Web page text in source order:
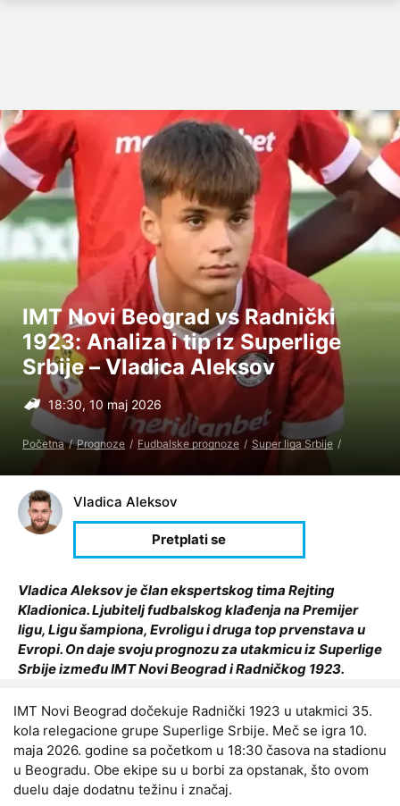
IMT Novi Beograd vs Radnički
1923: Analiza i tip iz Superlige
Srbije – Vladica Aleksov
18:30, 10 maj 2026
Početna Prognoze Fudbalske prognoze Super liga Srbije
Vladica Aleksov
Vladica Aleksov je član ekspertskog tima Rejting
Kladionica. Ljubitelj fudbalskog klađenja na Premijer
ligu, Ligu šampiona, Evroligu i druga top prvenstava u
Evropi. On daje svoju prognozu za utakmicu iz Superlige
Srbije između IMT Novi Beograd i Radničkog 1923.
IMT Novi Beograd dočekuje Radnički 1923 u utakmici 35.
kola relegacione grupe Superlige Srbije. Meč se igra 10.
maja 2026. godine sa početkom u 18:30 časova na stadionu
u Beogradu. Obe ekipe su u borbi za opstanak, što ovom
duelu daje dodatnu težinu i značaj.